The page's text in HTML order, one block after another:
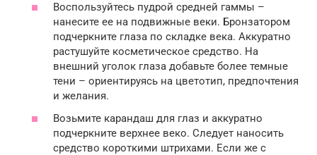
Воспользуйтесь пудрой средней гаммы –
нанесите ее на подвижные веки. Бронзатором
подчеркните глаза по складке века. Аккуратно
растушуйте косметическое средство. На
внешний уголок глаза добавьте более темные
тени – ориентируясь на цветотип, предпочтения
и желания.
Возьмите карандаш для глаз и аккуратно
подчеркните верхнее веко. Следует наносить
средство короткими штрихами. Если же с